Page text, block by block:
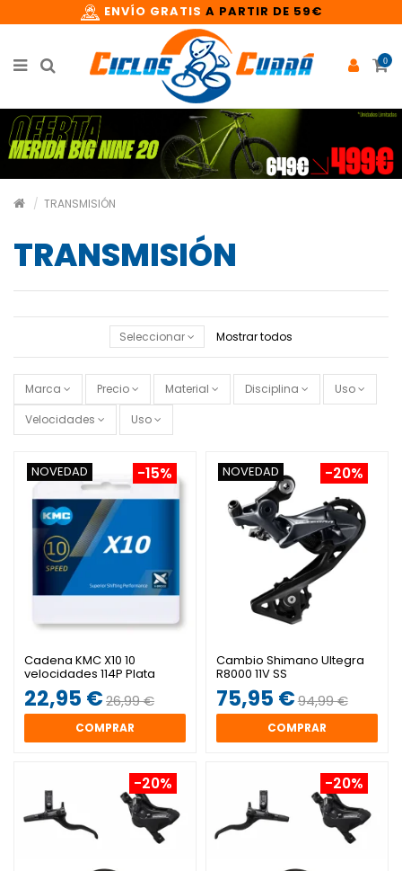
ENVÍO GRATIS A PARTIR DE 59€
0
TRANSMISIÓN
TRANSMISIÓN
Seleccionar Mostrar todos
Marca Precio Material Disciplina Uso
Velocidades Uso
-15%
NOVEDAD
Cadena KMC X10 10
velocidades 114P Plata
22,95 €26,99 €
COMPRAR
-20%
NOVEDAD
Cambio Shimano Ultegra
R8000 11V SS
75,95 €94,99 €
COMPRAR
-20% -20%